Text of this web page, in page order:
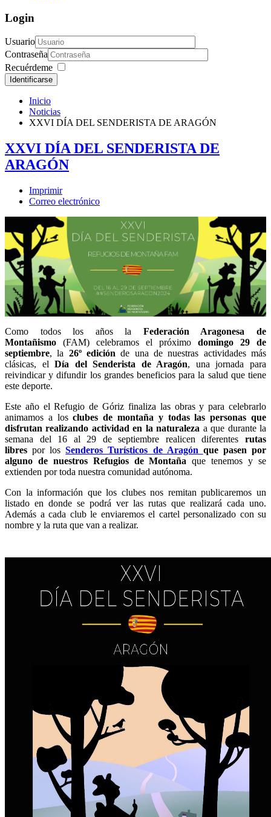
Login
Usuario
Contraseña
Recuérdeme
Identificarse
Inicio
Noticias
XXVI DÍA DEL SENDERISTA DE ARAGÓN
XXVI DÍA DEL SENDERISTA DE
ARAGÓN
Imprimir
Correo electrónico
Como todos los años la Federación Aragonesa de
Montañismo (FAM) celebramos el próximo domingo 29 de
septiembre, la 26º edición de una de nuestras actividades más
clásicas, elDía del Senderista de Aragón, una jornada para
reivindicar y difundir los grandes beneficios para la salud que tiene
este deporte.
Este año el Refugio de Góriz finaliza las obras y para celebrarlo
animamos a losclubes de montaña y todas las personas que
disfrutan realizando actividad en la naturaleza a que durante la
semana del 16 al 29 de septiembre realicen diferentes rutas
libres por losSenderos Turísticos de Aragón que pasen por
alguno de nuestros Refugios de Montaña que tenemos y se
extienden por toda nuestra comunidad autónoma.
Con la información que los clubes nos remitan publicaremos un
listado en donde se podrá ver las rutas que realizará cada uno.
Además a cada club le enviaremos el cartel personalizado con su
nombre y la ruta que van a realizar.